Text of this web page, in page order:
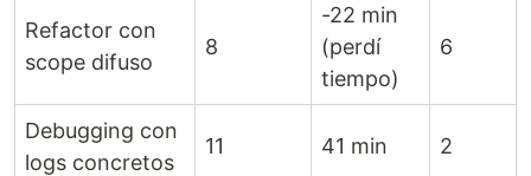
Refactor con
scope difuso
8
-22 min
(perdí
tiempo)
6
Debugging con
logs concretos
11 41 min 2